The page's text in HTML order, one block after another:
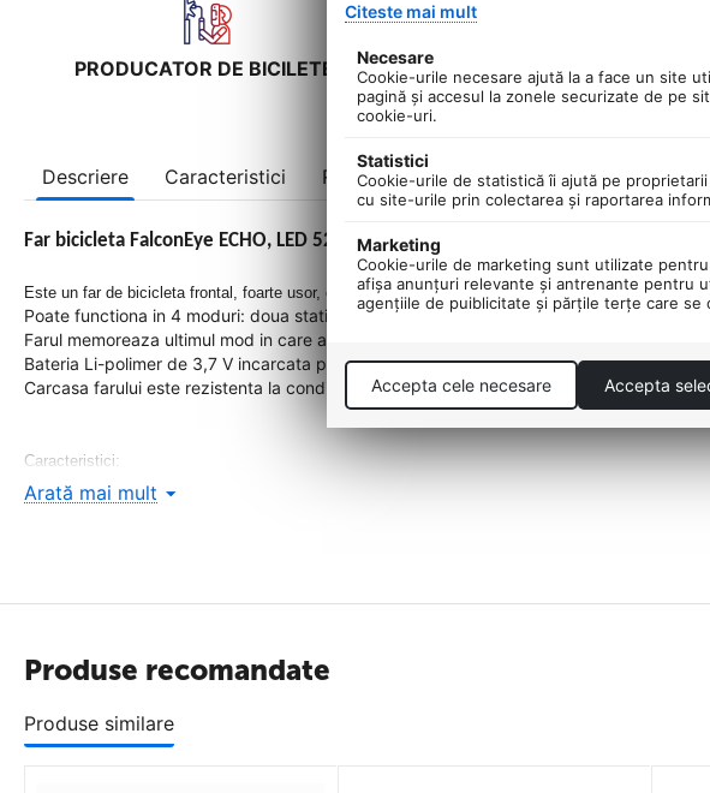
PRODUCATOR DE BICILETE!
UNIC IMPORTATOR DE
DE BRANDURI!
Descriere Caracteristici Recenzii
Far bicicleta FalconEye ECHO, LED 52Lumeni, Li-Po reincarcabil USB, IPX4
Este un far de bicicleta frontal, foarte usor, care ofera lumina puternica, difuza, cu o putere de 52
Poate functiona in 4 moduri: doua statice si doua intermitente.
Farul memoreaza ultimul mod in care a functionat.
Bateria Li-polimer de 3,7 V incarcata prin micro USB este suficienta pentru 4 pana la 7
Carcasa farului este rezistenta la conditiile meteorologice nefavorabile (IPX4).
Caracteristici:
- LED COB alb cu o putere de 52 lumeni
- timp de iluminare de pana la 7h, 45 min
Arată mai mult
Produse recomandate
Produse similare
Citeste mai mult
Necesare
Cookie-urile necesare ajută la a face un site
pagină şi accesul la zonele securizate de pe
cookie-uri.
Statistici
Cookie-urile de statistică îi ajută pe
cu site-urile prin colectarea şi raportarea
Marketing
Cookie-urile de marketing sunt utilizate
afişa anunţuri relevante şi antrenante pentru
agenţiile de puiblicitate şi părţile terţe care se
Accepta cele necesare Accepta